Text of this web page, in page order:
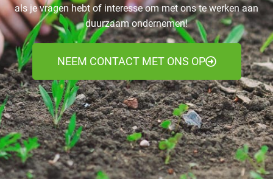
als je vragen hebt of interesse om met ons te werken aan
duurzaam ondernemen!
NEEM CONTACT MET ONS OP